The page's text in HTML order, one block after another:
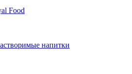
Food
напитки